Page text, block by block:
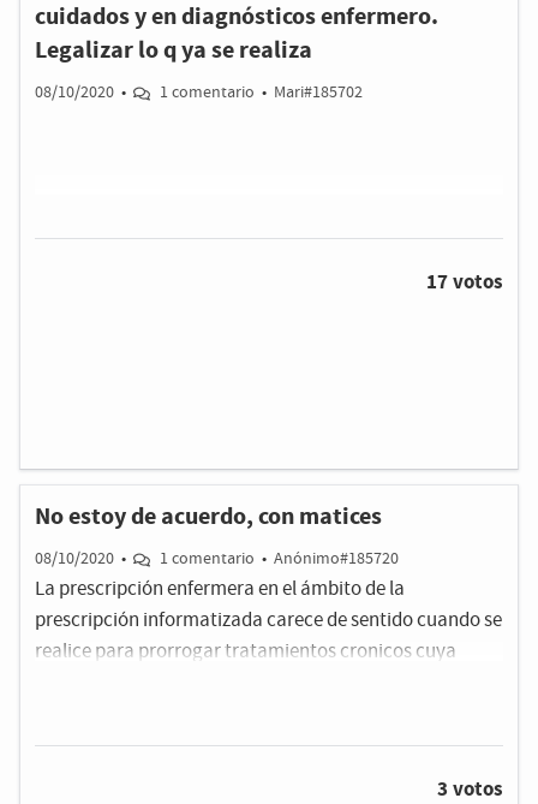
cuidados y en diagnósticos enfermero.
Legalizar lo q ya se realiza
08/10/2020 • 1 comentario • Mari#185702
17 votos
No estoy de acuerdo, con matices
08/10/2020 • 1 comentario • Anónimo#185720
La prescripción enfermera en el ámbito de la
prescripción informatizada carece de sentido cuando se
realice para prorrogar tratamientos cronicos cuya
siquiera tras un periodo de formación enfermería
3 votos